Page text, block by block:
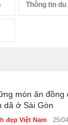
Thông tin
món ăn đồng
dã ở Sài Gòn
đẹp Việt Nam 25/